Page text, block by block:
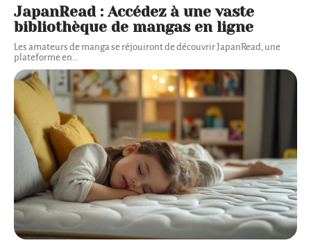
JapanRead : Accédez à une vaste
bibliothèque de mangas en ligne
Les amateurs de manga se réjouiront de découvrir JapanRead, une
plateforme en